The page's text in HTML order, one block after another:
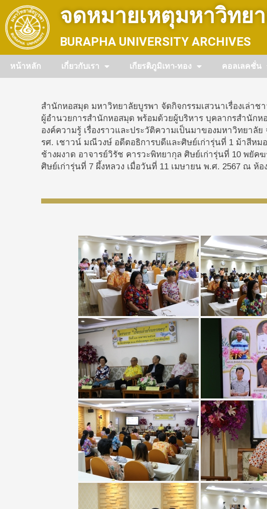
content
จดหมายเหตุมหาวิทย
BURAPHA UNIVERSITY ARCHIVES
หน้าหลัก เกี่ยวกับเรา เกียรติภูมิเทา-ทอง คอลเลคชั่น
สำนักหอสมุด มหาวิทยาลัยบูรพา จัดกิจกรรมเสวนาเรื่องเล่าช
ผู้อำนวยการสำนักหอสมุด พร้อมด้วยผู้บริหาร บุคลากรสำนัก
องค์ความรู้ เรื่องราวและประวัติความเป็นมาของมหาวิทยาลั
รศ. เชาวน์ มณีวงษ์ อดีตอธิการบดีและศิษย์เก่ารุ่นที่ 1 ม้าสีหม
ช้างผงาด อาจารย์วิรัช คารวะพิทยากุล ศิษย์เก่ารุ่นที่ 10 พยัค
ศิษย์เก่ารุ่นที่ 7 ผึ้งหลวง เมื่อวันที่ 11 เมษายน พ.ศ. 2567 ณ ห้